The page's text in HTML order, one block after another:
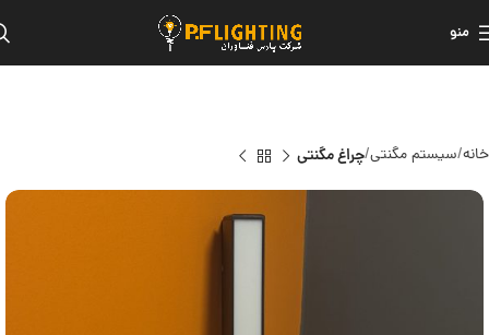
منو
خانه سیستم مگنتی چراغ مگنتی